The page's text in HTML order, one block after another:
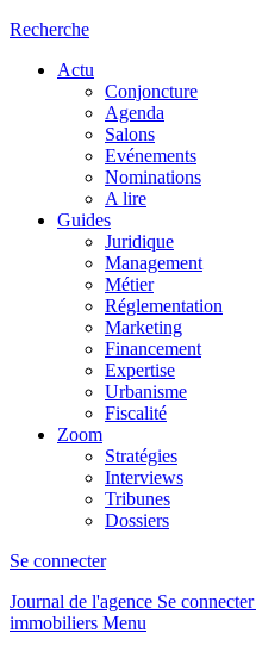
Recherche
Actu
Conjoncture
Agenda
Salons
Evénements
Nominations
A lire
Guides
Juridique
Management
Métier
Réglementation
Marketing
Financement
Expertise
Urbanisme
Fiscalité
Zoom
Stratégies
Interviews
Tribunes
Dossiers
Se connecter
Journal de l'agence Se connecter
immobiliers Menu